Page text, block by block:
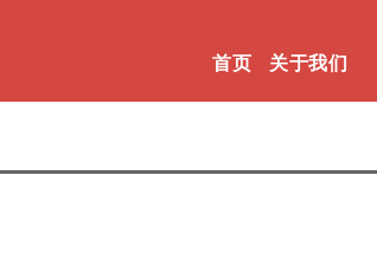
首页 关于我们